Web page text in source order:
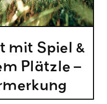
mit Spiel &
Plätzle –